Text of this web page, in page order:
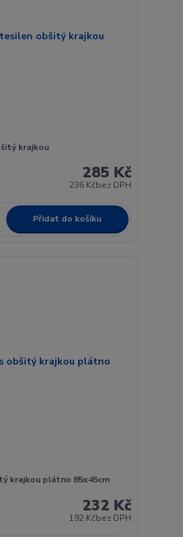
krajkou
285 Kč
236 Kčbez DPH
Přidat do košíku
krajkou plátno 85x45cm
232 Kč
192 Kčbez DPH